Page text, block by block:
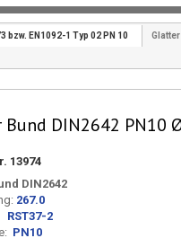
bzw. EN1092-1 Typ 02 PN 10
DIN2642 PN10
13974
DIN2642
267.0
RST37-2
PN10